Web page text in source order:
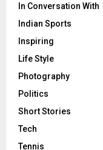
In Conversation With
Indian Sports
Inspiring
Life Style
Photography
Politics
Short Stories
Tech
Tennis